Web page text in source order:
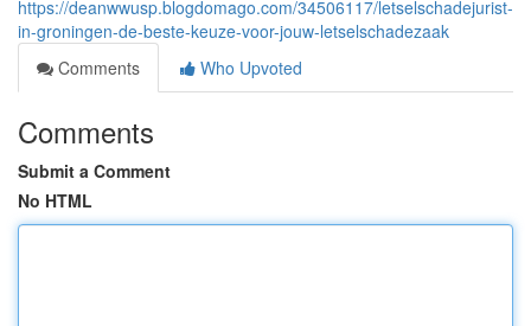
https://deanwwusp.blogdomago.com/34506117/letselschadejurist-
in-groningen-de-beste-keuze-voor-jouw-letselschadezaak
Comments
Who Upvoted
Comments
Submit a Comment
No HTML